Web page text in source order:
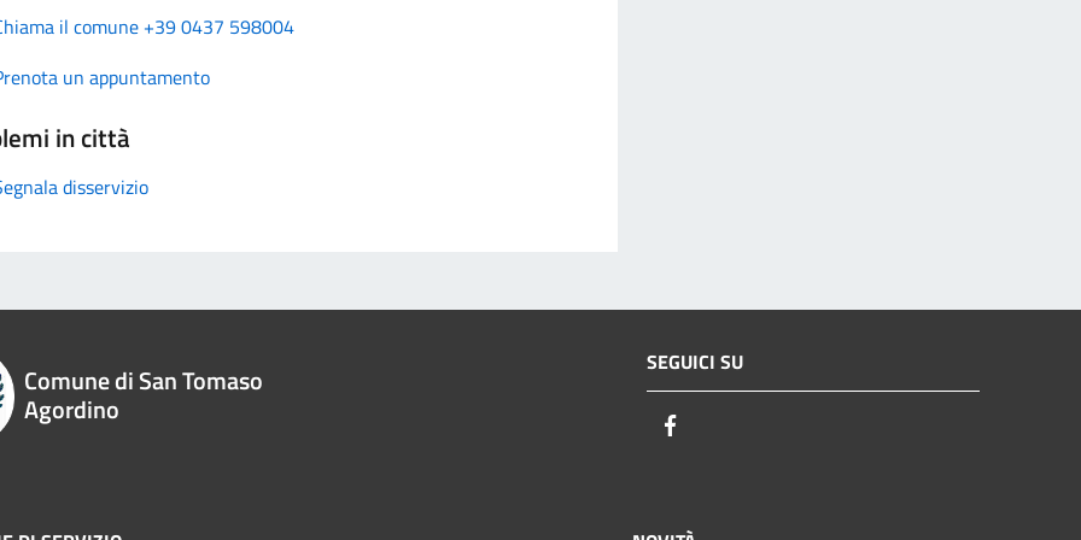
il comune +39 0437 598004
un appuntamento
in città
disservizio
Comune di San Tomaso
Agordino
SEGUICI SU